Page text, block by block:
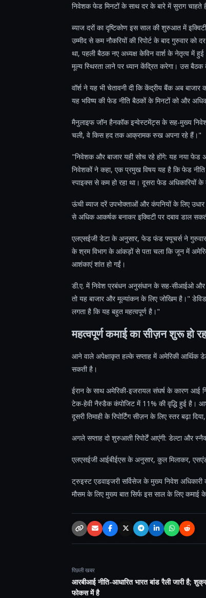
निवेशक फेड मिनटों के साथ दर के बारे में सुराग चाहते
ब्याज दरों का दृष्टिकोण इस साल की शुरुआत में
उम्मीद से कम नौकरियों की रिपोर्ट के बाद गुरुवार को
था, पहली बैठक नए अध्यक्ष केविन वार्श के नेतृत्व में
मूल्य स्थिरता लाने पर ध्यान केंद्रित करेगा। उस बैठक
वॉर्श ने यह भी चेतावनी दी कि केंद्रीय बैंक अब
यह भविष्य की फेड नीति बैठकों के मिनटों को और
मैनुलाइफ जॉन हैनकॉक इन्वेस्टमेंट्स के सह-मुख्य निवेश
चली, वे किस हद तक आक्रामक रुख अपना रहे हैं।"
"निवेशक और बाजार यही सोच रहे होंगे: यह नया फेड
निवेशकों ने कहा, एक प्रमुख विषय यह है कि फेड नीति
स्पाइक्स से कम हो रहा था। दूसरा फेड अधिकारियों के
ऊंची ब्याज दरें उपभोक्ताओं और कंपनियों के लिए
से अधिक आकर्षक बनाकर इक्विटी पर दबाव डाल
एलएसईजी डेटा के अनुसार, फेड फंड फ्यूचर्स ने गुरुवार
के श्रम विभाग के आंकड़ों से पता चला कि जून में
आशंकाएं शांत हो गईं।
डी.ए. में निवेश प्रबंधन अनुसंधान के सह-सीआईओ
तो यह बाजार और मूल्यांकन के लिए जोखिम है।"
लगता है कि यह बहुत महत्वपूर्ण है।"
महत्वपूर्ण कमाई का सीज़न शुरू हो
आने वाले अपेक्षाकृत हल्के सप्ताह में अमेरिकी आर्थिक
सकती है।
ईरान के साथ अमेरिकी-इजरायल संघर्ष के कारण
टेक-हेवी नैस्डैक कंपोजिट में 11% की वृद्धि हुई है।
दूसरी तिमाही के रिपोर्टिंग सीज़न के लिए स्तर बढ़ा
अगले सप्ताह दो शुरुआती रिपोर्टें आएंगी: डेल्टा और
एलएसईजी आईबीईएस के अनुसार, कुल मिलाकर,
ट्रुइस्ट एडवाइजरी सर्विसेज के मुख्य निवेश
मौसम के लिए मुख्य बात सिर्फ इस साल के लिए कमाई
Copy link
EmailFacebookX / TwitterTelegramLinkedInWhatsApp
Reddit
पिछली खबर
आरबीआई नीति-आधारित भारत बांड रैली जारी है;
फोकस में है